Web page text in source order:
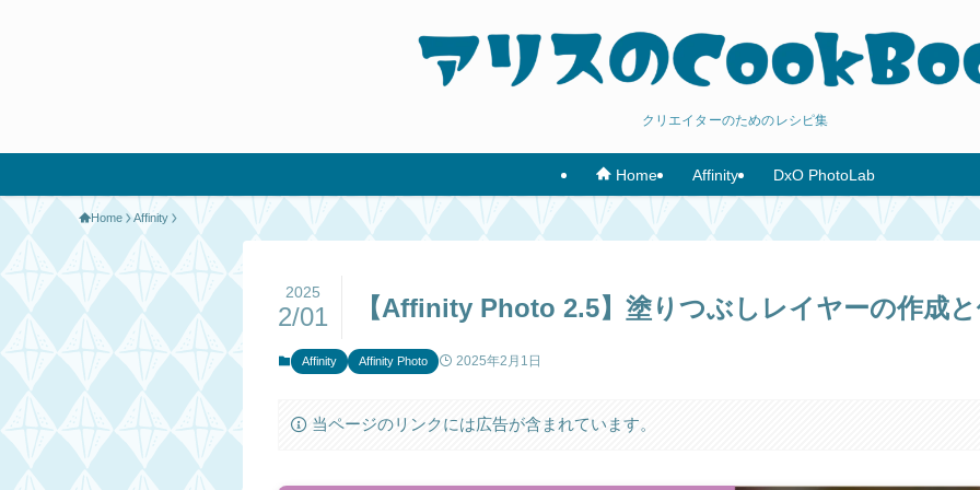
クリエイターのためのレシピ集
Home Affinity DxO PhotoLab
Home Affinity
【Affinity Photo 2.5】塗りつぶしレイヤーの作成
2025
2/01
Affinity Affinity Photo 2025年2月1日
当ページのリンクには広告が含まれています。